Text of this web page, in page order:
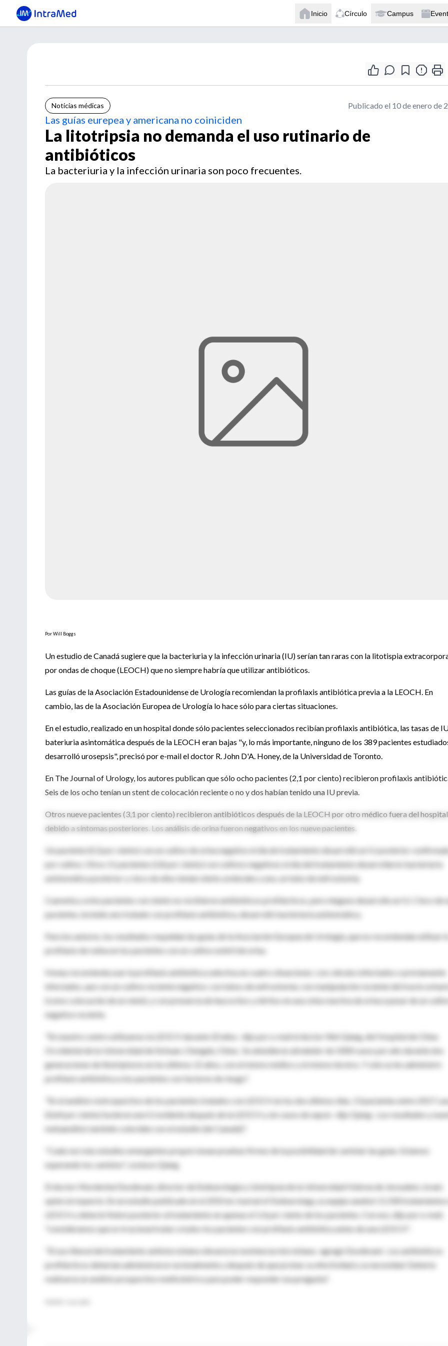
Inicio Círculo Campus
Noticias médicas Publicado el 10 de enero de
Las guías eurepea y americana no coiniciden
La litotripsia no demanda el uso rutinario de
antibióticos
La bacteriuria y la infección urinaria son poco frecuentes.
Por Will Boggs
Un estudio de Canadá sugiere que la bacteriuria y la infección urinaria (IU) serían tan raras con la litotispia
por ondas de choque (LEOCH) que no siempre habría que utilizar antibióticos.
Las guías de la Asociación Estadounidense de Urología recomiendan la profilaxis antibiótica previa a la LEOCH. En
cambio, las de la Asociación Europea de Urología lo hace sólo para ciertas situaciones.
En el estudio, realizado en un hospital donde sólo pacientes seleccionados recibían profilaxis antibiótica, las tasas de
bateriuria asintomática después de la LEOCH eran bajas "y, lo más importante, ninguno de los 389 pacientes
desarrolló urosepsis", precisó por e-mail el doctor R. John D'A. Honey, de la Universidad de Toronto.
En The Journal of Urology, los autores publican que sólo ocho pacientes (2,1 por ciento) recibieron profilaxis
Seis de los ocho tenían un stent de colocación reciente o no y dos habían tenido una IU previa.
Otros nueve pacientes (3,1 por ciento) recibieron antibióticos después de la LEOCH por otro médico fuera del hospital
debido a síntomas posteriores. Los análisis de orina fueron negativos en los nueve pacientes.
Un paciente (0,3 por ciento) con un cultivo de orina negativo el día de tratamiento desarrolló un IU posterior
por cultivo. Otros 11 pacientes (2,8 por ciento) con cultivos negativos el día del tratamiento desarrollaron bacteriuria
asintomática posterior y cinco de ellos tenían stents ureterales y uno, un tubo de nefrostomía.
Cuarenta y ocho pacientes con stents no recibieron antibióticos profilácticos, pero ninguno desarrollo un IU. Cinco de
pacientes, incluido uno tratado con profilaxis antibiótica, desarrolló bacteriuria asintomática.
Para los autores, los resultados respaldan las guías de la Asociación Europea de Urología, que no recomiendan utilizar
profilaxis de rutina en los pacientes con un cultivo estéril de orina.
Honey recomienda usar la profilaxis antibiótica selectiva en cuatro situaciones: con cálculos infectados o previamente
infectados, aun con un cultivo reciente negativo; con tubos de nefrostomía; con manipulación reciente del tracto
(como colocación de un stent), y con presencia de leucocitos y nitritos en una cinta reactiva de orina a pesar de un
negativo reciente.
"En nuestro centro utilizamos la LEOCH durante 20 años -dijo por e-mail el doctor Wei Qiang, del Hospital de China
Occidental de la Universidad de Sichuan, Chengdu, China-. Se atendieron alrededor de 1000 casos por año durante dos
generaciones de litotriptores en los últimos 12 años, con el mismo médico y el mismo técnico. Y sólo se les administró
profilaxis antibiótica a los pacientes con factores de riesgo".
"En el análisis restrospectivo de los pacientes tratados con LEOCH en los dos últimos días, 13 pacientes entre 2017
(0,64 por ciento) tuvieron una IU evidente después de la LEOCH y sin casos de sepsis -dijo Qiang-. Los resultados y
metaanálisis también coinciden con el estudio (de Canadá)".
"Cada vez más estudios emergentes proporcionan pruebas firmes de la posibilidad de cambiar las guías. Estamos
esperando los cambios", sostuvo Qiang.
El doctor Mordechai Duvdevani, director de Endourología y Litotripsia de la Universidad Hebrea de Jerusalem, Israel,
opinó al respecto. En un estudio publicado en el 2010 en Journal of Endourology, su equipo analizó 11.500
LEOCH y detectó fiebre posterior al tratamiento en apenas el 1,4 por ciento de los pacientes. Con eso, dijo por e-mail,
"consideramos que es irracional tratar a todos los pacientes con profilaxis antibiótica antes de una LEOCH".
"El uso liberal del tratamiento antimicrobiano elevaría la resistencia microbiana -agregó Duvdevani-. Los antibióticos
profilácticos deberían administrarse racionalmente y después de que probar su efectividad y su necesidad. Debería
realizarse un análisis prospectivo multicéntrico para poder responder esa pregunta".